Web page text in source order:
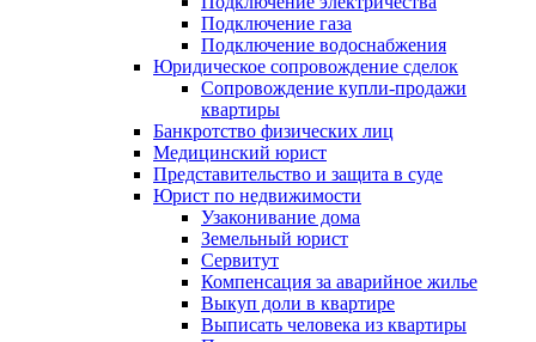
Подключение газа
Подключение водоснабжения
Юридическое сопровождение сделок
Сопровождение купли-продажи
квартиры
Банкротство физических лиц
Медицинский юрист
Представительство и защита в суде
Юрист по недвижимости
Узаконивание дома
Земельный юрист
Сервитут
Компенсация за аварийное жилье
Выкуп доли в квартире
Выписать человека из квартиры